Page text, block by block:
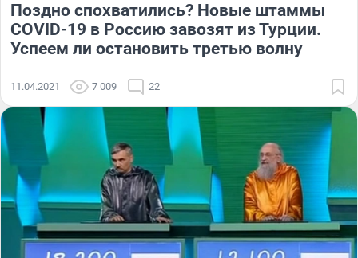
Поздно спохватились? Новые штаммы
COVID-19 в Россию завозят из Турции.
Успеем ли остановить третью волну
11.04.2021 7 009 22